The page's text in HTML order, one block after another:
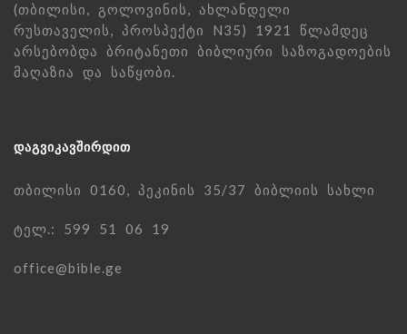
(თბილისი, გოლოვინის, ახლანდელი
რუსთაველის, პროსპექტი N35) 1921 წლამდეც
არსებობდა ბრიტანეთი ბიბლიური საზოგადოების
მაღაზია და საწყობი.
ᲓᲐᲒᲕᲘᲙᲐᲕᲨᲘᲠᲓᲘᲗ
თბილისი 0160, პეკინის 35/37 ბიბლიის სახლი
ტელ.: 599 51 06 19
office@bible.ge